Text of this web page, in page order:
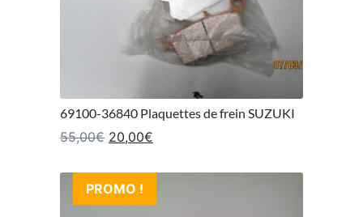
69100-36840 Plaquettes de frein SUZUKI
55,00€ Le prix initial était : 55,00€.
20,00€
PROMO !